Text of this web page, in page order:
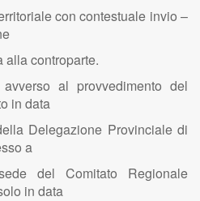
con contestuale invio –
alla controparte.
al provvedimento del
in data
Delegazione Provinciale di
a
del Comitato Regionale
in data